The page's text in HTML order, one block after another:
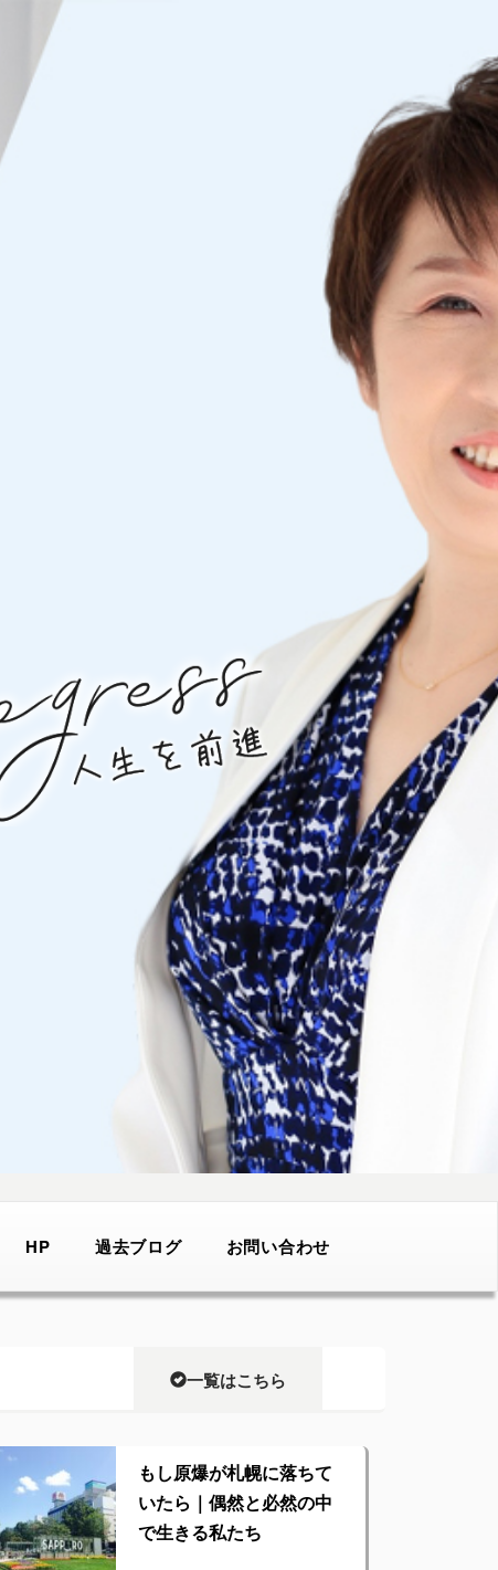
HP 過去ブログ お問い合わせ
一覧はこちら
もし原爆が札幌に落ちて
いたら｜偶然と必然の中
で生きる私たち